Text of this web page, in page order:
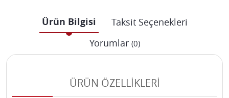
Ürün Bilgisi
Taksit Seçenekleri
Yorumlar (0)
ÜRÜN ÖZELLİKLERİ